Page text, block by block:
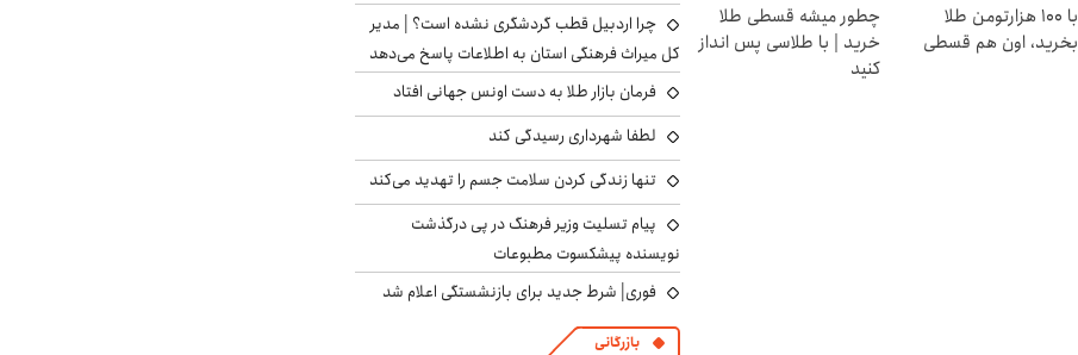
با ۱۰۰ هزارتومن طلا
بخرید، اون هم قسطی
چطور میشه قسطی طلا
خرید | با طلاسی پس انداز
کنید
چرا اردبیل قطب گردشگری نشده است؟ | مدیر
کل میراث فرهنگی استان به اطلاعات پاسخ می‌دهد
فرمان بازار طلا به دست اونس جهانی افتاد
لطفا شهرداری رسیدگی کند
تنها زندگی کردن سلامت جسم را تهدید می‌کند
پیام تسلیت وزیر فرهنگ در پی درگذشت
نویسنده پیشکسوت مطبوعات
فوری| شرط جدید برای بازنشستگی اعلام شد
بازرگانی